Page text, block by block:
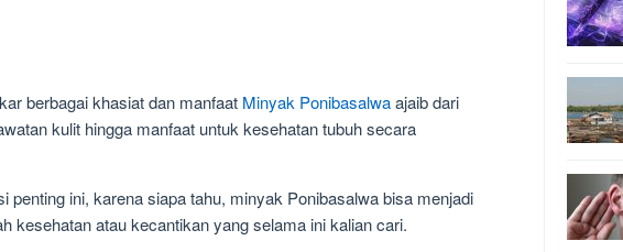
berbagai khasiat dan manfaat Minyak Ponibasalwaajaib dari
kulit hingga manfaat untuk kesehatan tubuh secara
penting ini, karena siapa tahu, minyak Ponibasalwa bisa menjadi
kesehatan atau kecantikan yang selama ini kalian cari.